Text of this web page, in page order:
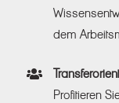
dem
Profitieren